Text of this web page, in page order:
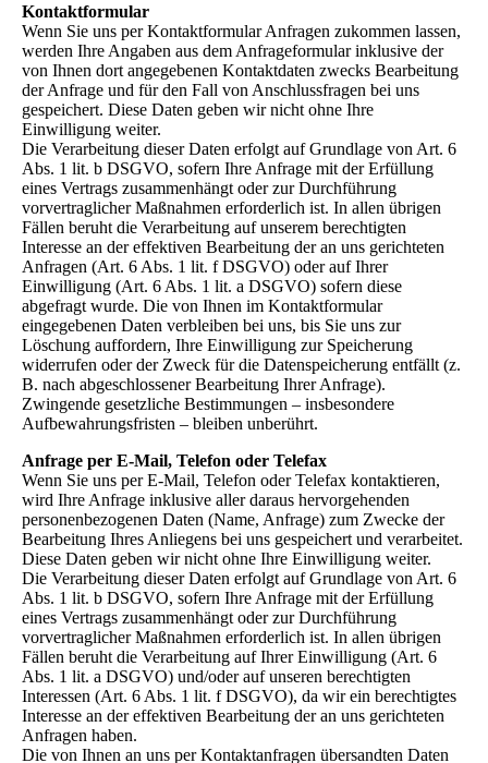
Kontaktformular
Wenn Sie uns per Kontaktformular Anfragen zukommen lassen,
werden Ihre Angaben aus dem Anfrageformular inklusive der
von Ihnen dort angegebenen Kontaktdaten zwecks Bearbeitung
der Anfrage und für den Fall von Anschlussfragen bei uns
gespeichert. Diese Daten geben wir nicht ohne Ihre
Einwilligung weiter.
Die Verarbeitung dieser Daten erfolgt auf Grundlage von Art. 6
Abs. 1 lit. b DSGVO, sofern Ihre Anfrage mit der Erfüllung
eines Vertrags zusammenhängt oder zur Durchführung
vorvertraglicher Maßnahmen erforderlich ist. In allen übrigen
Fällen beruht die Verarbeitung auf unserem berechtigten
Interesse an der effektiven Bearbeitung der an uns gerichteten
Anfragen (Art. 6 Abs. 1 lit. f DSGVO) oder auf Ihrer
Einwilligung (Art. 6 Abs. 1 lit. a DSGVO) sofern diese
abgefragt wurde. Die von Ihnen im Kontaktformular
eingegebenen Daten verbleiben bei uns, bis Sie uns zur
Löschung auffordern, Ihre Einwilligung zur Speicherung
widerrufen oder der Zweck für die Datenspeicherung entfällt (z.
B. nach abgeschlossener Bearbeitung Ihrer Anfrage).
Zwingende gesetzliche Bestimmungen – insbesondere
Aufbewahrungsfristen – bleiben unberührt.
Anfrage per E-Mail, Telefon oder Telefax
Wenn Sie uns per E-Mail, Telefon oder Telefax kontaktieren,
wird Ihre Anfrage inklusive aller daraus hervorgehenden
personenbezogenen Daten (Name, Anfrage) zum Zwecke der
Bearbeitung Ihres Anliegens bei uns gespeichert und verarbeitet.
Diese Daten geben wir nicht ohne Ihre Einwilligung weiter.
Die Verarbeitung dieser Daten erfolgt auf Grundlage von Art. 6
Abs. 1 lit. b DSGVO, sofern Ihre Anfrage mit der Erfüllung
eines Vertrags zusammenhängt oder zur Durchführung
vorvertraglicher Maßnahmen erforderlich ist. In allen übrigen
Fällen beruht die Verarbeitung auf Ihrer Einwilligung (Art. 6
Abs. 1 lit. a DSGVO) und/oder auf unseren berechtigten
Interessen (Art. 6 Abs. 1 lit. f DSGVO), da wir ein berechtigtes
Interesse an der effektiven Bearbeitung der an uns gerichteten
Anfragen haben.
Die von Ihnen an uns per Kontaktanfragen übersandten Daten